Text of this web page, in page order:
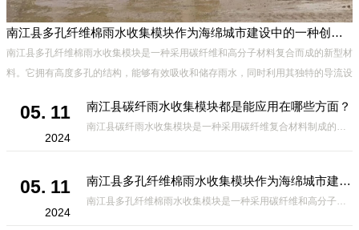
南江县多孔纤维棉雨水收集模块作为海绵城市建设中的一种创新材料
南江县多孔纤维棉雨水收集模块是一种采用碳纤维和高分子材料复合而成的新型材
料。它拥有高度多孔的结构，能够有效吸收和储存雨水，同时利用其独特的导流设
05. 11
2024
南江县碳纤雨水收集模块都是能应用在哪些方面？
南江县碳纤雨水收集模块是一种采用碳纤维复合材料制成的雨水收集装置，具有*、环保、可持续等诸多优点。这种模块的设计独特，结构轻巧且强度高，耐腐蚀，能够在各种环境条件下稳定运行。其广泛的应用领域不仅体现在城市规
05. 11
2024
南江县多孔纤维棉雨水收集模块作为海绵城市建设中的一种创新材料
南江县多孔纤维棉雨水收集模块是一种采用碳纤维和高分子材料复合而成的新型材料。它拥有高度多孔的结构，能够有效吸收和储存雨水，同时利用其独特的导流设计，将雨水迅速排出，有效防止城市内涝的发生。此外，该材料还具有